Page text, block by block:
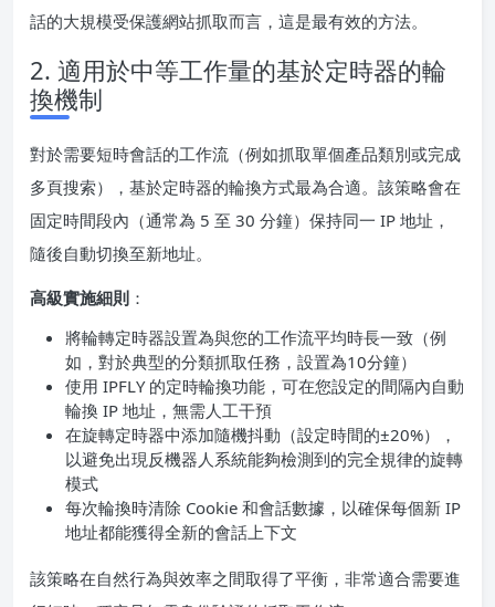
話的大規模受保護網站抓取而言，這是最有效的方法。
2. 適用於中等工作量的基於定時器的輪
換機制
對於需要短時會話的工作流（例如抓取單個產品類別或完成
多頁搜索），基於定時器的輪換方式最為合適。該策略會在
固定時間段內（通常為 5 至 30 分鐘）保持同一 IP 地址，
隨後自動切換至新地址。
高級實施細則 ：
將輪轉定時器設置為與您的工作流平均時長一致（例
如，對於典型的分類抓取任務，設置為10分鐘）
使用 IPFLY 的定時輪換功能，可在您設定的間隔內自動
輪換 IP 地址，無需人工干預
在旋轉定時器中添加隨機抖動（設定時間的±20%），
以避免出現反機器人系統能夠檢測到的完全規律的旋轉
模式
每次輪換時清除 Cookie 和會話數據，以確保每個新 IP
地址都能獲得全新的會話上下文
該策略在自然行為與效率之間取得了平衡，非常適合需要進